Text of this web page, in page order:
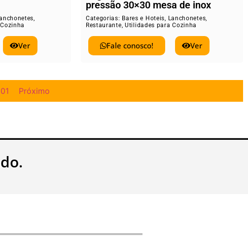
,
Ver
pressão 30×30 mesa de inox
Categorias: Bares e Hoteis, Lanchonetes,
Restaurante, Utilidades para Cozinha
Fale conosco! Ver
Próximo